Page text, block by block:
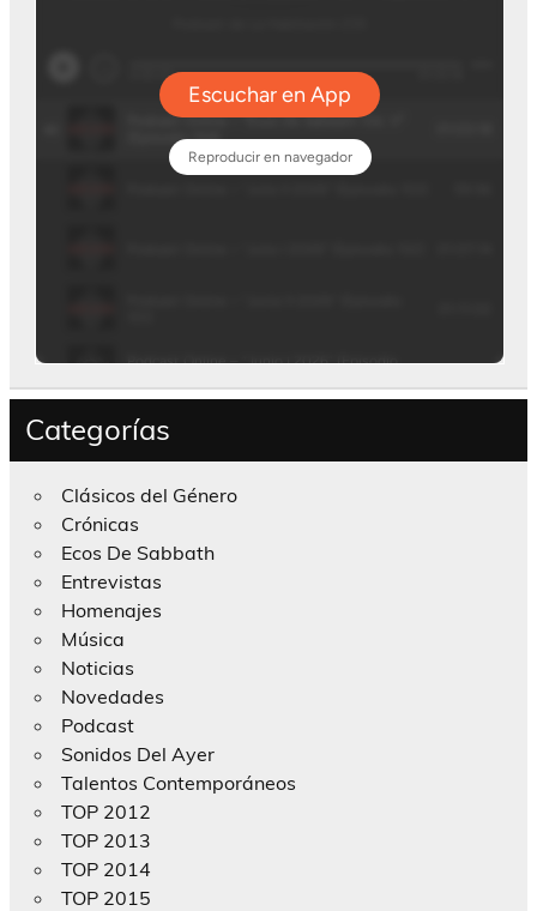
Categorías
Clásicos del Género
Crónicas
Ecos De Sabbath
Entrevistas
Homenajes
Música
Noticias
Novedades
Podcast
Sonidos Del Ayer
Talentos Contemporáneos
TOP 2012
TOP 2013
TOP 2014
TOP 2015